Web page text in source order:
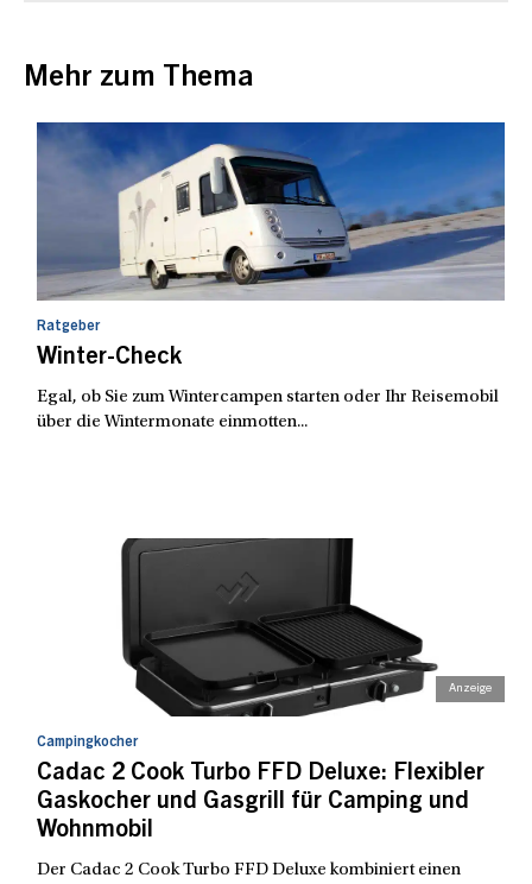
Mehr zum Thema
Ratgeber
Winter-Check
Egal, ob Sie zum Wintercampen starten oder Ihr Reisemobil
über die Wintermonate einmotten...
Campingkocher
Cadac 2 Cook Turbo FFD Deluxe: Flexibler
Gaskocher und Gasgrill für Camping und
Wohnmobil
Der Cadac 2 Cook Turbo FFD Deluxe kombiniert einen